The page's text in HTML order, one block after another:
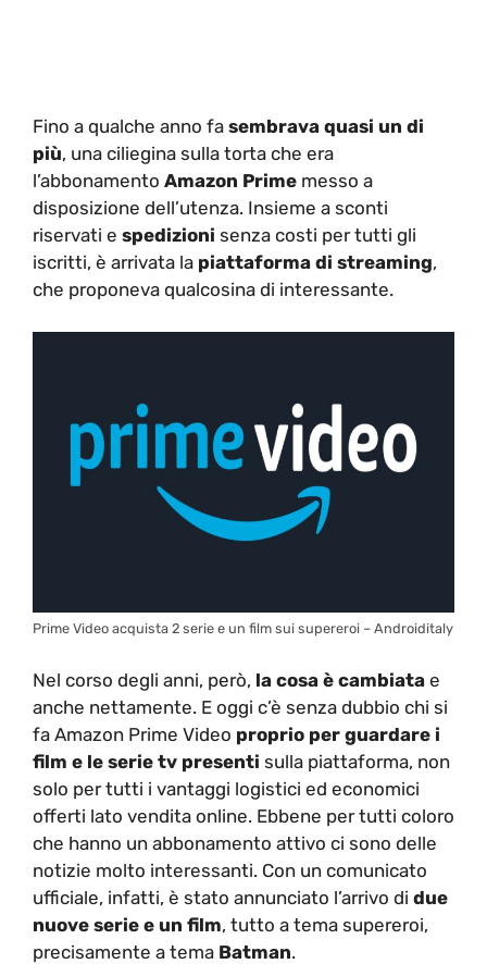
Fino a qualche anno fa sembrava quasi un di
più, una ciliegina sulla torta che era
l’abbonamento Amazon Prime messo a
disposizione dell’utenza. Insieme a sconti
riservati e spedizioni senza costi per tutti gli
iscritti, è arrivata la piattaforma di streaming,
che proponeva qualcosina di interessante.
Prime Video acquista 2 serie e un film sui supereroi – Androiditaly
Nel corso degli anni, però, la cosa è cambiata e
anche nettamente. E oggi c’è senza dubbio chi si
fa Amazon Prime Video proprio per guardare i
film e le serie tv presenti sulla piattaforma, non
solo per tutti i vantaggi logistici ed economici
offerti lato vendita online. Ebbene per tutti coloro
che hanno un abbonamento attivo ci sono delle
notizie molto interessanti. Con un comunicato
ufficiale, infatti, è stato annunciato l’arrivo di due
nuove serie e un film, tutto a tema supereroi,
precisamente a tema Batman.